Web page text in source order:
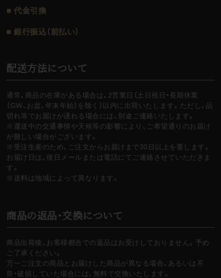
■ 代金引換
■ 銀行振込（前払い）
配送方法について
通常、商品の在庫がある場合は、2営業日（土日祝日・長期休業
（GW、お盆、年末年始）を除く）以内に出荷いたします。ただし、品
切れ等でお届けが遅れる場合には、別途ご連絡いたします。
※運送中の交通事情や天候等の影響により、ご希望通りのお届け
が難しい場合がございます。
※受注生産のため、ご注文からお届けまで30日以上を要します。
お届け日は、後日メールまたは電話にてご連絡させていただきま
す。
※送料は地域によって異なります。
商品の返品・交換について
商品出荷後、お客様都合での返品はお受けしておりません。予め
ご了承ください。
万一ご注文の商品とお届けした商品が異なる場合、あるいは不
良・破損していた場合には、無料で交換いたします。